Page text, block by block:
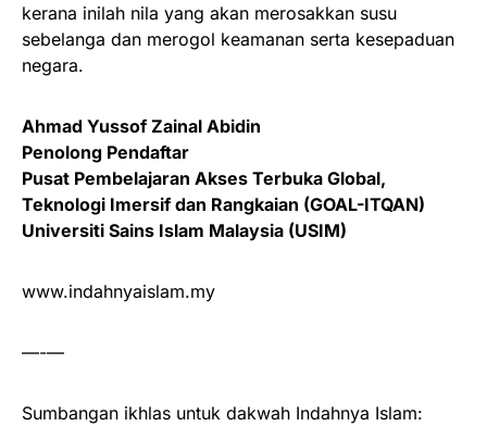
kerana inilah nila yang akan merosakkan susu
sebelanga dan merogol keamanan serta kesepaduan
negara.
Ahmad Yussof Zainal Abidin
Penolong Pendaftar
Pusat Pembelajaran Akses Terbuka Global,
Teknologi Imersif dan Rangkaian (GOAL-ITQAN)
Universiti Sains Islam Malaysia (USIM)
www.indahnyaislam.my
—-—
Sumbangan ikhlas untuk dakwah Indahnya Islam: